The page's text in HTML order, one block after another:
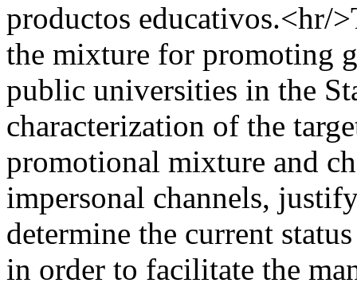
productos educativos.<hr/
the mixture for promoting
public universities in the
characterization of the
promotional mixture and
impersonal channels,
determine the current
in order to facilitate the